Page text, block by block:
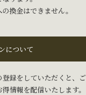
換金はできません。
について
録をしていただくと、
情報を配信いたします。